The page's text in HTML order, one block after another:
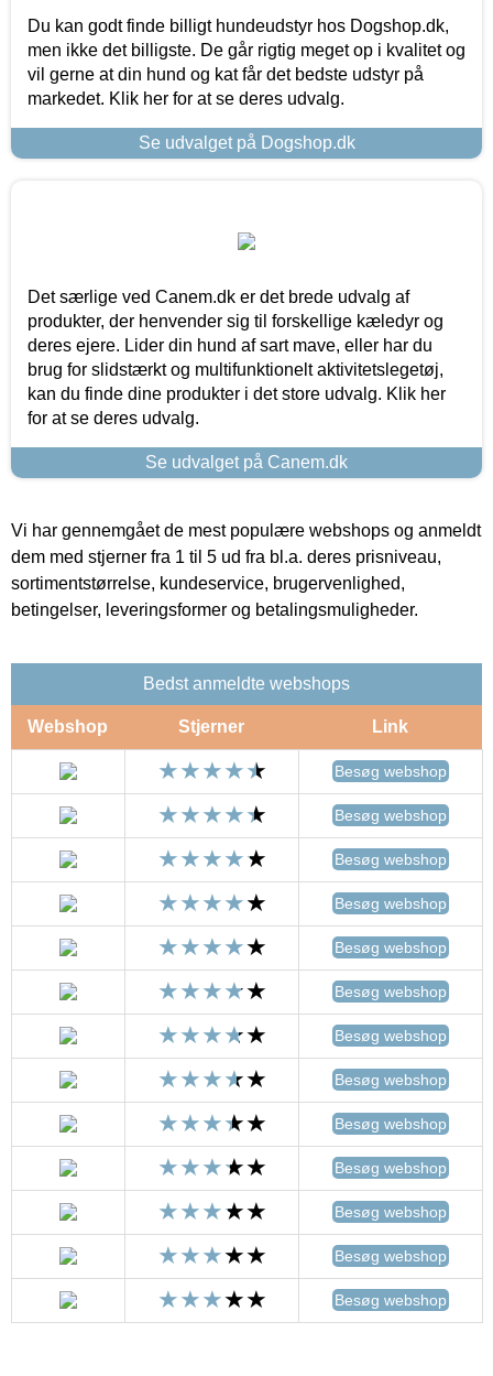
Du kan godt finde billigt hundeudstyr hos Dogshop.dk,
men ikke det billigste. De går rigtig meget op i kvalitet og
vil gerne at din hund og kat får det bedste udstyr på
markedet. Klik her for at se deres udvalg.
Se udvalget på Dogshop.dk
Det særlige ved Canem.dk er det brede udvalg af
produkter, der henvender sig til forskellige kæledyr og
deres ejere. Lider din hund af sart mave, eller har du
brug for slidstærkt og multifunktionelt aktivitetslegetøj,
kan du finde dine produkter i det store udvalg. Klik her
for at se deres udvalg.
Se udvalget på Canem.dk
Vi har gennemgået de mest populære webshops og anmeldt
dem med stjerner fra 1 til 5 ud fra bl.a. deres prisniveau,
sortimentstørrelse, kundeservice, brugervenlighed,
betingelser, leveringsformer og betalingsmuligheder.
Bedst anmeldte webshops
Webshop Stjerner Link
Besøg webshop
Besøg webshop
Besøg webshop
Besøg webshop
Besøg webshop
Besøg webshop
Besøg webshop
Besøg webshop
Besøg webshop
Besøg webshop
Besøg webshop
Besøg webshop
Besøg webshop